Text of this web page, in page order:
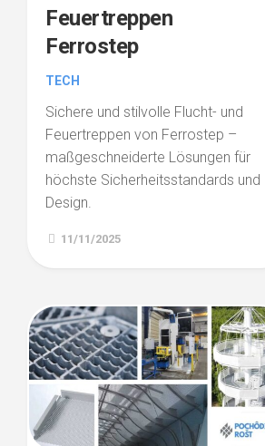
Feuertreppen
Ferrostep
TECH
Sichere und stilvolle Flucht- und
Feuertreppen von Ferrostep –
maßgeschneiderte Lösungen für
höchste Sicherheitsstandards und
Design.
11/11/2025